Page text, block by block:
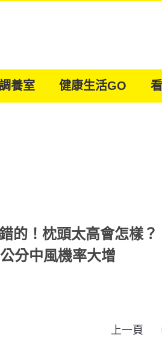
養室 健康生活GO
的！枕頭太高會怎樣？
分中風機率大增
上一頁